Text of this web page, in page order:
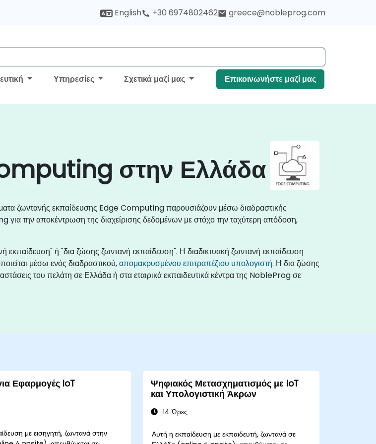
English +30 6974802462 greece@nobleprog.com
Υπηρεσίες Σχετικά μαζί μας Επικοινωνήστε μαζί μας
στην Ελλάδα
ζωντανής εκπαίδευσης Edge Computing παρουσιάζουν μέσω διαδραστικής
την αποκέντρωση της διαχείρισης δεδομένων με στόχο την ταχύτερη απόδοση,
ή "δια ζώσης ζωντανή εκπαίδευση". Η διαδικτυακή ζωντανή εκπαίδευση
μέσω ενός διαδραστικού,απομακρυσμένου επιτραπέζιου υπολογιστή. Η δια ζώσης
του πελάτη σε Ελλάδα ή στα εταιρικά εκπαιδευτικά κέντρα της NobleProg σε
Εφαρμογές IoT
με εισηγητή, ζωντανά στην
Ψηφιακός Μετασχηματισμός με IoT
και Υπολογιστική Άκρων
14 Ώρες
Αυτή η εκπαίδευση με εκπαιδευτή, ζωντανά σε